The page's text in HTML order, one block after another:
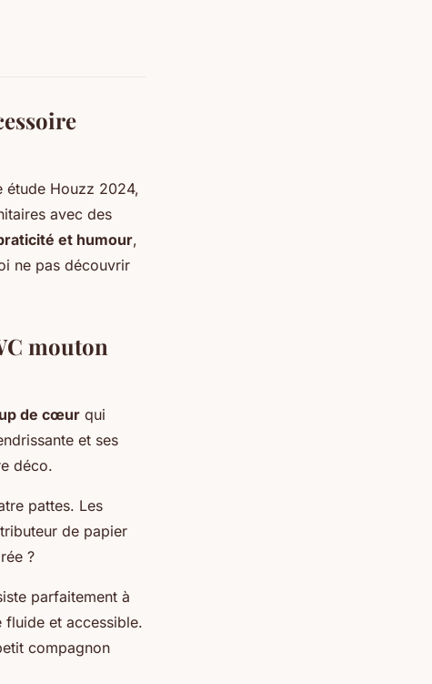
étude Houzz 2024,
avec des
et humour,
ne pas découvrir
mouton
de cœur qui
et ses
déco.
pattes. Les
de papier
?
parfaitement à
fluide et accessible.
compagnon